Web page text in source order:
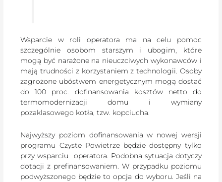
Wsparcie w roli operatora ma na celu pomoc
szczególnie osobom starszym i ubogim, które
mogą być narażone na nieuczciwych wykonawców i
mają trudności z korzystaniem z technologii. Osoby
zagrożone ubóstwem energetycznym mogą dostać
do 100 proc. dofinansowania kosztów netto do
termomodernizacji domu i wymiany
pozaklasowego kotła, tzw. kopciucha.
Najwyższy poziom dofinansowania w nowej wersji
programu Czyste Powietrze będzie dostępny tylko
przy wsparciu operatora. Podobna sytuacja dotyczy
dotacji z prefinansowaniem. W przypadku poziomu
podwyższonego będzie to opcja do wyboru. Jeśli na